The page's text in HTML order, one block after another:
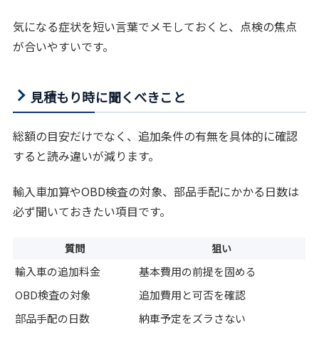
気になる症状を短い言葉でメモしておくと、点検の焦点
が合いやすいです。
見積もり時に聞くべきこと
総額の目安だけでなく、追加条件の有無を具体的に確認
すると読み違いが減ります。
輸入車加算やOBD検査の対象、部品手配にかかる日数は
必ず聞いておきたい項目です。
質問 狙い
輸入車の追加料金
基本費用の前提を固める
OBD検査の対象
追加費用と可否を確認
部品手配の日数
納車予定をズラさない